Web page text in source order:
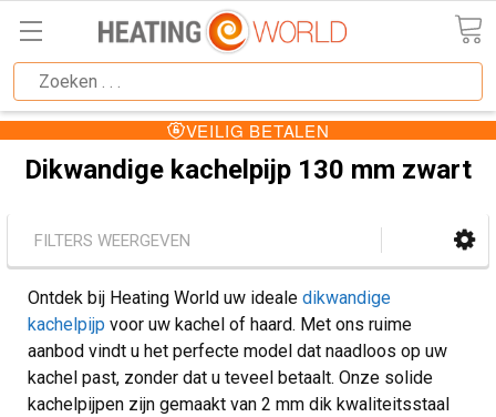
VEILIG BETALEN
Dikwandige kachelpijp 130 mm zwart
FILTERS WEERGEVEN
Ontdek bij Heating World uw ideale dikwandige
kachelpijp voor uw kachel of haard. Met ons ruime
aanbod vindt u het perfecte model dat naadloos op uw
kachel past, zonder dat u teveel betaalt. Onze solide
kachelpijpen zijn gemaakt van 2 mm dik kwaliteitsstaal